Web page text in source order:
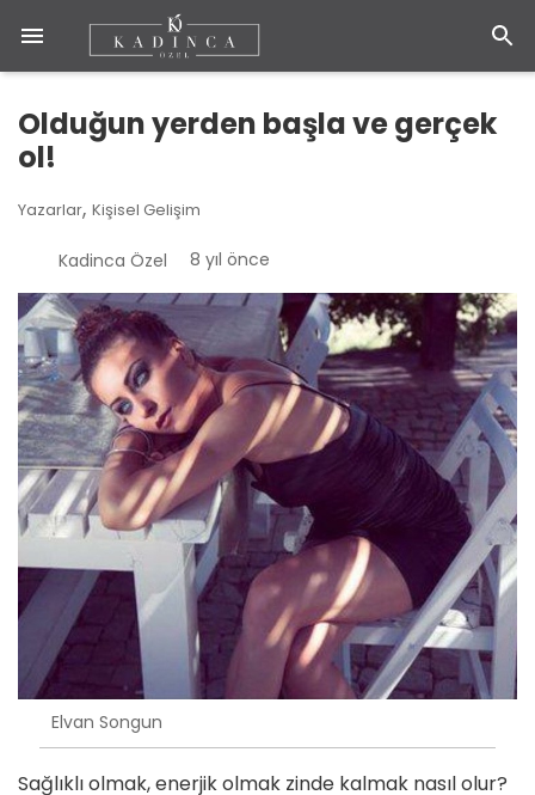
Olduğun yerden başla ve gerçek
ol!
Yazarlar, Kişisel Gelişim
Kadinca Özel 8 yıl önce
Elvan Songun
Sağlıklı olmak, enerjik olmak zinde kalmak nasıl olur?